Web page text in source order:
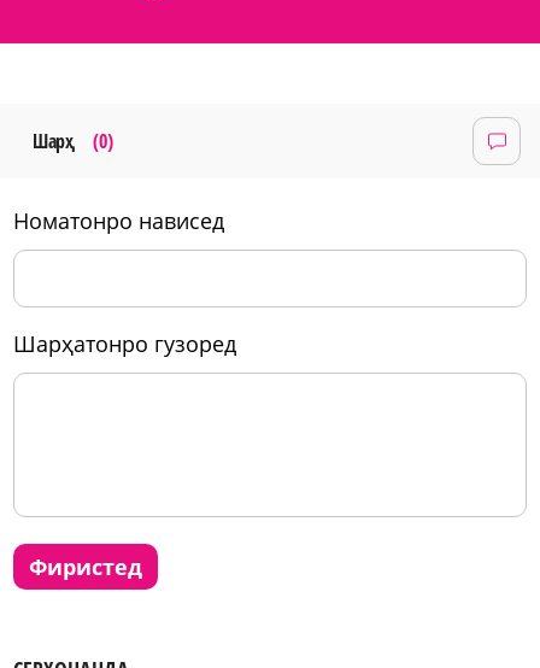
Шарҳ (0)
номатонро нависед
шарҳатонро гузоред
фиристед